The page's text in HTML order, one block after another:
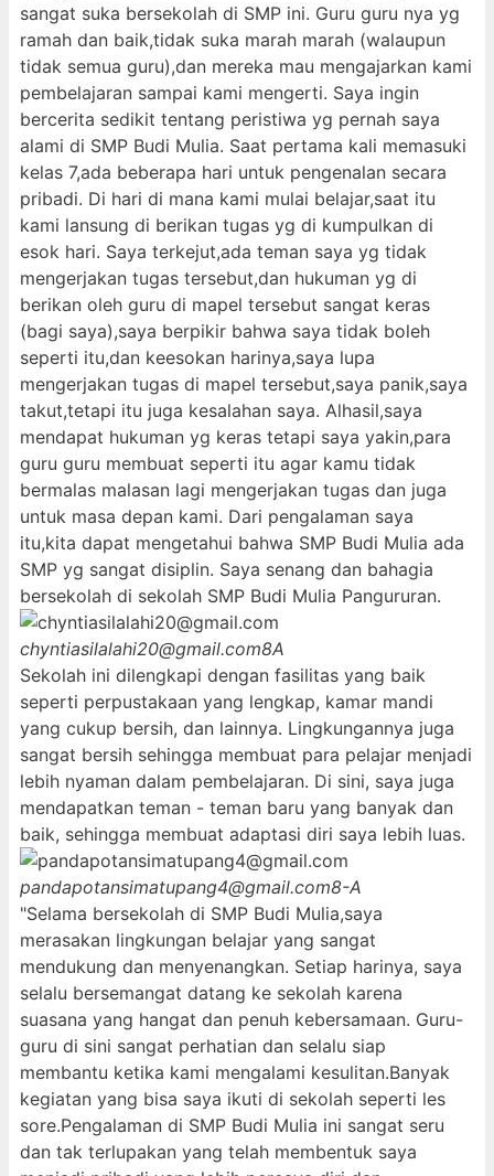
sangat suka bersekolah di SMP ini. Guru guru nya yg
ramah dan baik,tidak suka marah marah (walaupun
tidak semua guru),dan mereka mau mengajarkan kami
pembelajaran sampai kami mengerti. Saya ingin
bercerita sedikit tentang peristiwa yg pernah saya
alami di SMP Budi Mulia. Saat pertama kali memasuki
kelas 7,ada beberapa hari untuk pengenalan secara
pribadi. Di hari di mana kami mulai belajar,saat itu
kami lansung di berikan tugas yg di kumpulkan di
esok hari. Saya terkejut,ada teman saya yg tidak
mengerjakan tugas tersebut,dan hukuman yg di
berikan oleh guru di mapel tersebut sangat keras
(bagi saya),saya berpikir bahwa saya tidak boleh
seperti itu,dan keesokan harinya,saya lupa
mengerjakan tugas di mapel tersebut,saya panik,saya
takut,tetapi itu juga kesalahan saya. Alhasil,saya
mendapat hukuman yg keras tetapi saya yakin,para
guru guru membuat seperti itu agar kamu tidak
bermalas malasan lagi mengerjakan tugas dan juga
untuk masa depan kami. Dari pengalaman saya
itu,kita dapat mengetahui bahwa SMP Budi Mulia ada
SMP yg sangat disiplin. Saya senang dan bahagia
bersekolah di sekolah SMP Budi Mulia Pangururan.
chyntiasilalahi20@gmail.com8A
Sekolah ini dilengkapi dengan fasilitas yang baik
seperti perpustakaan yang lengkap, kamar mandi
yang cukup bersih, dan lainnya. Lingkungannya juga
sangat bersih sehingga membuat para pelajar menjadi
lebih nyaman dalam pembelajaran. Di sini, saya juga
mendapatkan teman - teman baru yang banyak dan
baik, sehingga membuat adaptasi diri saya lebih luas.
pandapotansimatupang4@gmail.com8-A
"Selama bersekolah di SMP Budi Mulia,saya
merasakan lingkungan belajar yang sangat
mendukung dan menyenangkan. Setiap harinya, saya
selalu bersemangat datang ke sekolah karena
suasana yang hangat dan penuh kebersamaan. Guru-
guru di sini sangat perhatian dan selalu siap
membantu ketika kami mengalami kesulitan.Banyak
kegiatan yang bisa saya ikuti di sekolah seperti les
sore.Pengalaman di SMP Budi Mulia ini sangat seru
dan tak terlupakan yang telah membentuk saya